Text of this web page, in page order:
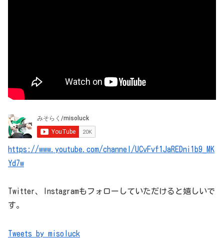
https://www.youtube.com/channel/UCvFvf1JaREDni1b9_MK
Yd7w
Twitter、Instagramもフォローしていただけると嬉しいで
す。
Tweets by misoluck